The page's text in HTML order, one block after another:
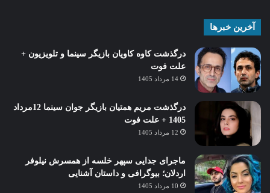
آخرین خبرها
درگذشت کاوه کاویان بازیگر سینما و تلویزیون +
علت فوت
14 مرداد 1405
درگذشت مریم همتیان بازیگر جوان سینما 12مرداد
1405 + علت فوت
12 مرداد 1405
ماجرای جدایی سپهر خلسه از همسرش نیلوفر
اردلان؛ بیوگرافی و داستان آشنایی
10 مرداد 1405